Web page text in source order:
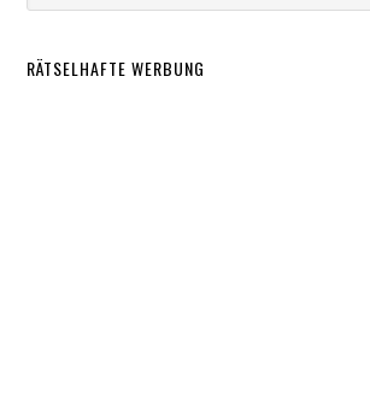
RÄTSELHAFTE WERBUNG